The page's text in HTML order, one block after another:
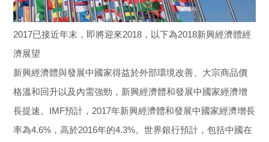
新聞報導
多語行銷全球母語介紹
Blog
優化資訊
2017已接近年末，即將迎來2018，以下為2018新興經濟體經
濟展望
新興經濟體與發展中國家得益於外部環境改善、大宗商品價
格溫和回升以及內需強勁，新興經濟體和發展中國家經濟增
長提速。IMF預計，2017年新興經濟體和發展中國家經濟增長
率為4.6%，高於2016年的4.3%。世界銀行預計，包括中國在